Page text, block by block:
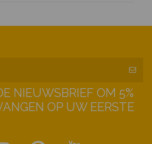
NIEUWSBRIEF OM 5%
OP UW EERSTE